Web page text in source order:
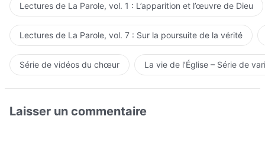
Lectures de La Parole, vol. 1 : L’apparition et l’œuvre de Dieu
Lectures de La Parole, vol. 7 : Sur la poursuite de la vérité
Série de vidéos du chœur La vie de l’Église – Série de
Laisser un commentaire